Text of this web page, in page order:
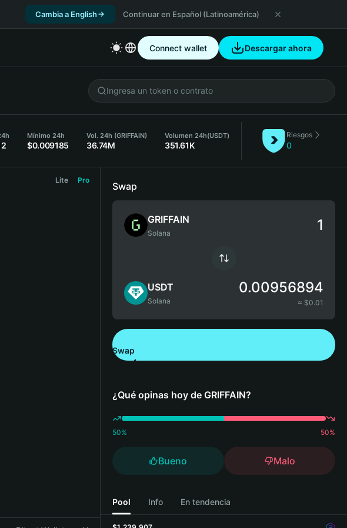
Cambia a English Continuar en Español (Latinoamérica)
Connect wallet Descargar ahora
Mínimo 24h
$0.009185
Vol. 24h (GRIFFAIN)
36.74M
Volumen 24h(USDT)
351.61K
Riesgos
0
Lite Pro
Swap
GRIFFAIN
Solana
USDT
Solana
0.00956894
≈ $0.01
Swap
¿Qué opinas hoy de GRIFFAIN?
50% 50%
Bueno Malo
Pool Info En tendencia